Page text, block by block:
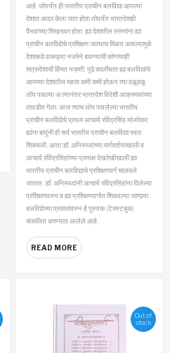
आहे. जोपर्यंत ही भारतीय प्राचीन बलविद्या आपल्या
देशात आदर केला जात होता तोपर्यंत भारतदेशही
वैभवाच्या शिखरावर होता. ह्या देशातील तरुणांना ह्या
प्राचीन बलविद्येचे प्रशिक्षण जात्याच मिळत असल्यामुळे
देशाकडे वाकड्या नजरेने बघण्याची कोण्त्याही
शत्रुदेशाची हिंमत नव्ह्ती. पुढे कालौघात ह्या बलविद्यांचे
आमच्या देशातील महत्व कमी कमी होऊन त्या हळूहळू
लोप पावल्या अ त्यानंतर भारतदेश विदेशी आक्रमकांच्या
तावडीत गेला. आज त्याच लोप पावलेल्या भारतीय
प्राचीन बलविद्येचे प्रथम आचार्य रविंद्रसिंह मांजरेकर
ह्यांना बापूंनी ही सर्व भारतीय प्राचीन बलविद्या स्वत:
शिकवली. आता डॉ. अनिरूध्दांच्या मार्गदर्शनाखाली व
आचार्य रविंद्रसिंहांच्या प्रत्यक्ष देखरेखीखाली ह्या
भारतीय प्राचीन बलविद्याचे प्रशिक्षणवर्ग चालवले
जातात. डॉ. अनिरूध्दांनी आचार्य रविंद्रसिंहांना दिलेल्या
प्रशिक्षणवरुन व ह्या प्रशिक्षणवर्गात शिकवल्या जाणार्‍या
बलविद्येच्या प्रकारांवरुन हे पुस्तक (टेक्स्टबुक)
संकलित करण्यात आलेले आहे.
READ MORE
Out of
stock